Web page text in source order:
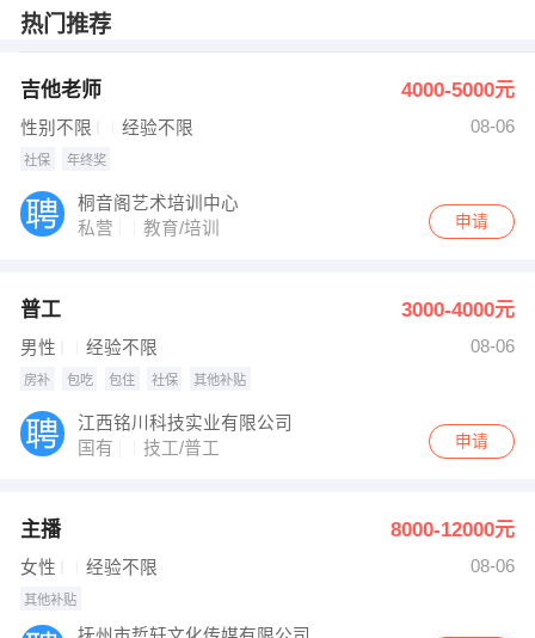
发布 [拼多多推广 ] 招聘信息
热门推荐
吉他老师 4000-5000元
性别不限 经验不限 08-06
社保 年终奖
桐音阁艺术培训中心
私营
教育/培训 申请
普工 3000-4000元
男性 经验不限 08-06
房补 包吃 包住 社保 其他补贴
江西铭川科技实业有限公司
国有
技工/普工 申请
主播 8000-12000元
女性 经验不限 08-06
其他补贴